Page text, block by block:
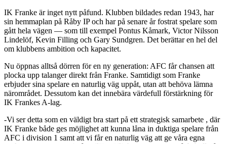
IK Franke är inget nytt påfund. Klubben bildades redan 1943, har
sin hemmaplan på Råby IP och har på senare år fostrat spelare som
gått hela vägen — som till exempel Pontus Kåmark, Victor Nilsson
Lindelöf, Kevin Filling och Gary Sundgren. Det berättar en hel del
om klubbens ambition och kapacitet.
Nu öppnas alltså dörren för en ny generation: AFC får chansen att
plocka upp talanger direkt från Franke. Samtidigt som Franke
erbjuder sina spelare en naturlig väg uppåt, utan att behöva lämna
närområdet. Dessutom kan det innebära värdefull förstärkning för
IK Frankes A-lag.
-Vi ser detta som en väldigt bra start på ett strategisk samarbete , där
IK Franke både ges möjlighet att kunna låna in duktiga spelare från
AFC i division 1 samt att vi får en naturlig väg att ge våra egna